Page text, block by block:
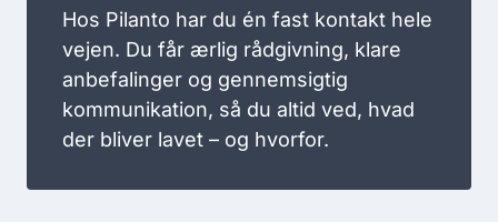
Hos Pilanto har du én fast kontakt hele
vejen. Du får ærlig rådgivning, klare
anbefalinger og gennemsigtig
kommunikation, så du altid ved, hvad
der bliver lavet – og hvorfor.